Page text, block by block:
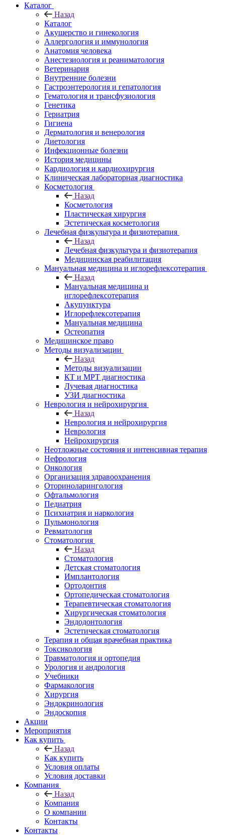
Каталог
Назад
Каталог
Акушерство и гинекология
Аллергология и иммунология
Анатомия человека
Анестезиология и реаниматология
Ветеринария
Внутренние болезни
Гастроэнтерология и гепатология
Гематология и трансфузиология
Генетика
Гериатрия
Гигиена
Дерматология и венерология
Диетология
Инфекционные болезни
История медицины
Кардиология и кардиохирургия
Клиническая лабораторная диагностика
Косметология
Назад
Косметология
Пластическая хирургия
Эстетическая косметология
Лечебная физкультура и физиотерапия
Назад
Лечебная физкультура и физиотерапия
Медицинская реабилитация
Мануальная медицина и иглорефлексотерапия
Назад
Мануальная медицина и
иглорефлексотерапия
Акупунктура
Иглорефлексотерапия
Мануальная медицина
Остеопатия
Медицинское право
Методы визуализации
Назад
Методы визуализации
КТ и МРТ диагностика
Лучевая диагностика
УЗИ диагностика
Неврология и нейрохирургия
Назад
Неврология и нейрохирургия
Неврология
Нейрохирургия
Неотложные состояния и интенсивная терапия
Нефрология
Онкология
Организация здравоохранения
Оториноларингология
Офтальмология
Педиатрия
Психиатрия и наркология
Пульмонология
Ревматология
Стоматология
Назад
Стоматология
Детская стоматология
Имплантология
Ортодонтия
Ортопедическая стоматология
Терапевтическая стоматология
Хирургическая стоматология
Эндодонтология
Эстетическая стоматология
Терапия и общая врачебная практика
Токсикология
Травматология и ортопедия
Урология и андрология
Учебники
Фармакология
Хирургия
Эндокринология
Эндоскопия
Акции
Мероприятия
Как купить
Назад
Как купить
Условия оплаты
Условия доставки
Компания
Назад
Компания
О компании
Контакты
Контакты